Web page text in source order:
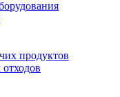
продуктов